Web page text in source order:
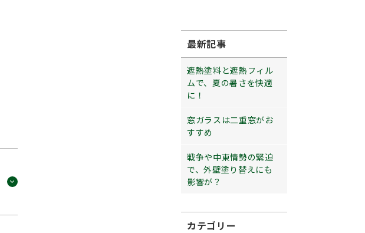
最新記事
遮熱塗料と遮熱フィル
ムで、夏の暑さを快適
に！
窓ガラスは二重窓がお
すすめ
戦争や中東情勢の緊迫
で、外壁塗り替えにも
影響が？
カテゴリー